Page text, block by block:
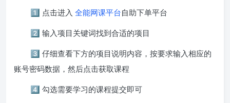
1️⃣ 点击进入 全能网课平台自助下单平台
2️⃣ 输入项目关键词找到合适的项目
3️⃣ 仔细查看下方的项目说明内容，按要求输入相应的
账号密码数据，然后点击获取课程
4️⃣ 勾选需要学习的课程提交即可